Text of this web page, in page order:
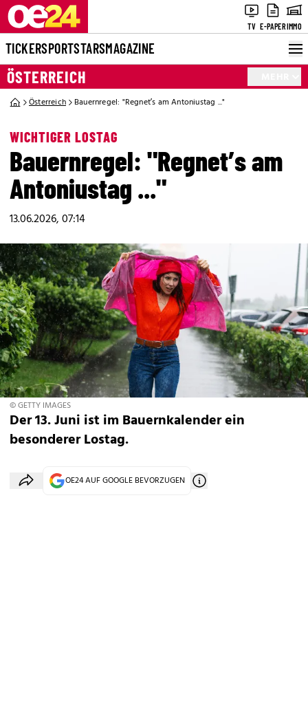
TV E-PAPERIMMO
TICKERSPORTSTARSMAGAZINE
ÖSTERREICH
Österreich Bauernregel: "Regnet’s am Antoniustag ..."
WICHTIGER LOSTAG
Bauernregel: "Regnet’s am
Antoniustag ..."
13.06.2026, 07:14
© GETTY IMAGES
Der 13. Juni ist im Bauernkalender ein
besonderer Lostag.
OE24 AUF GOOGLE BEVORZUGEN